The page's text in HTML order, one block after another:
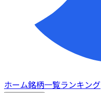
ホーム銘柄一覧ランキング